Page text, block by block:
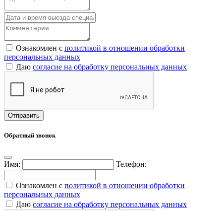
Ознакомлен с политикой в отношении обработки
персональных данных
Даю согласие на обработку персональных данных
Обратный звонок
Имя: Телефон:
Ознакомлен с политикой в отношении обработки
персональных данных
Даю согласие на обработку персональных данных